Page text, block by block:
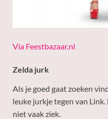
Via Feestbazaar.nl
Zelda jurk
Als je goed gaat zoeken
leuke jurkje tegen van
niet vaak ziek.